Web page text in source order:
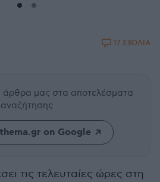
17 ΣΧΟΛΙΑ
άρθρα μας στα αποτελέσματα
αναζήτησης
on Google
τις τελευταίες ώρες στη